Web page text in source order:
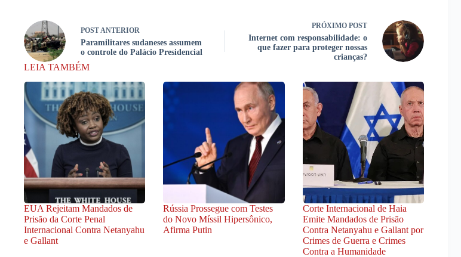
POSTANTERIOR
Paramilitares sudaneses assumem
o controle do Palácio Presidencial
PRÓXIMO POST
Internet com responsabilidade: o
que fazer para proteger nossas
crianças?
LEIA TAMBÉM
EUA Rejeitam Mandados de
Prisão da Corte Penal
Internacional Contra Netanyahu
e Gallant
Rússia Prossegue com Testes
do Novo Míssil Hipersônico,
Afirma Putin
Corte Internacional de Haia
Emite Mandados de Prisão
Contra Netanyahu e Gallant por
Crimes de Guerra e Crimes
Contra a Humanidade